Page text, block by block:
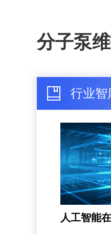
分子泵
行业智
人工智能